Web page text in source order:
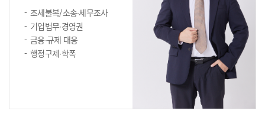
조세불복/소송∙세무조사
기업법무∙경영권
금융∙규제 대응
행정구제∙학폭